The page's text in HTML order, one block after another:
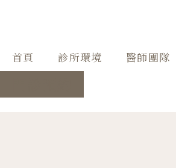
首頁 診所環境 醫師團隊